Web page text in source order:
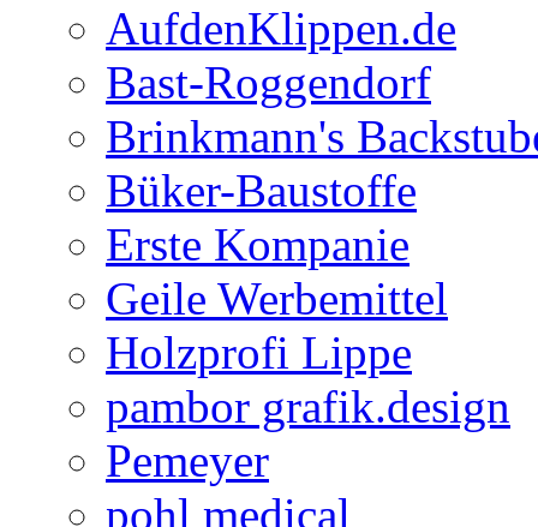
AufdenKlippen.de
Bast-Roggendorf
Brinkmann's
Büker-Baustoffe
Erste Kompanie
Geile Werbemittel
Holzprofi Lippe
pambor grafik.design
Pemeyer
pohl medical